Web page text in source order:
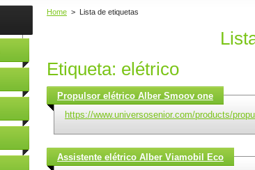
Home > Lista de etiquetas
Etiqueta: elétrico
Propulsor elétrico Alber Smoov one
https://www.universosenior.com/products/
Assistente elétrico Alber Viamobil Eco